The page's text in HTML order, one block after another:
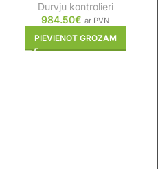
Durvju kontrolieri
984.50€ ar PVN
PIEVIENOT GROZAM